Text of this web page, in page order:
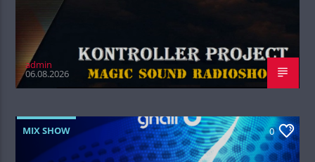
admin
06.08.2026
MIX SHOW 0